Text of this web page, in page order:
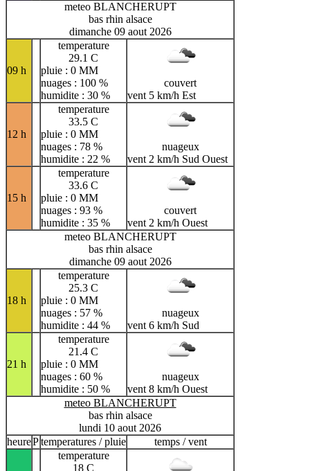
meteo BLANCHERUPT
bas rhin alsace
dimanche 09 aout 2026
09 h
temperature
29.1 C
pluie : 0 MM
nuages : 100 %
humidite : 30 %
couvert
vent 5 km/h Est
12 h
temperature
33.5 C
pluie : 0 MM
nuages : 78 %
humidite : 22 %
nuageux
vent 2 km/h Sud Ouest
15 h
temperature
33.6 C
pluie : 0 MM
nuages : 93 %
humidite : 35 %
couvert
vent 2 km/h Ouest
meteo BLANCHERUPT
bas rhin alsace
dimanche 09 aout 2026
18 h
temperature
25.3 C
pluie : 0 MM
nuages : 57 %
humidite : 44 %
nuageux
vent 6 km/h Sud
21 h
temperature
21.4 C
pluie : 0 MM
nuages : 60 %
humidite : 50 %
nuageux
vent 8 km/h Ouest
meteo BLANCHERUPT
bas rhin alsace
lundi 10 aout 2026
heurePtemperatures / pluie
temps / vent
temperature
18 C